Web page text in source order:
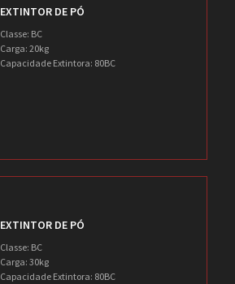
EXTINTOR DE PÓ
Classe: BC
Carga: 20kg
Capacidade Extintora: 80BC
EXTINTOR DE PÓ
Classe: BC
Carga: 30kg
Capacidade Extintora: 80BC